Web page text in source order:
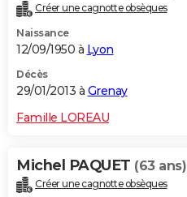
Créer une cagnotte obsèques
Naissance
12/09/1950 à Lyon
Décès
29/01/2013 à Grenay
Famille LOREAU
Michel PAQUET (63 ans)
Créer une cagnotte obsèques